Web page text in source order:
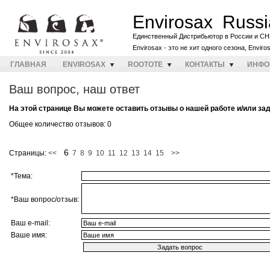
Envirosax
Единственный Дистрибьютор в России и
Envirosax - это не хит одного сезона,
ГЛАВНАЯ ENVIROSAX ROOTOTE КОНТАКТЫ
Ваш вопрос, наш ответ
На этой странице Вы можете оставить отзывы о нашей работе и/или
Общее количество отзывов: 0
Страницы: << 6 7 8 9 10 11 12 13 14 15 >>
*Тема:
*Ваш вопрос/отзыв:
Ваш e-mail:
Ваше имя: